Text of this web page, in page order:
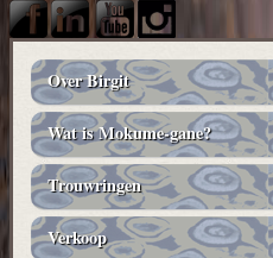
Main
navigation
Over Birgit
Wat is Mokume-gane?
Trouwringen
Verkoop